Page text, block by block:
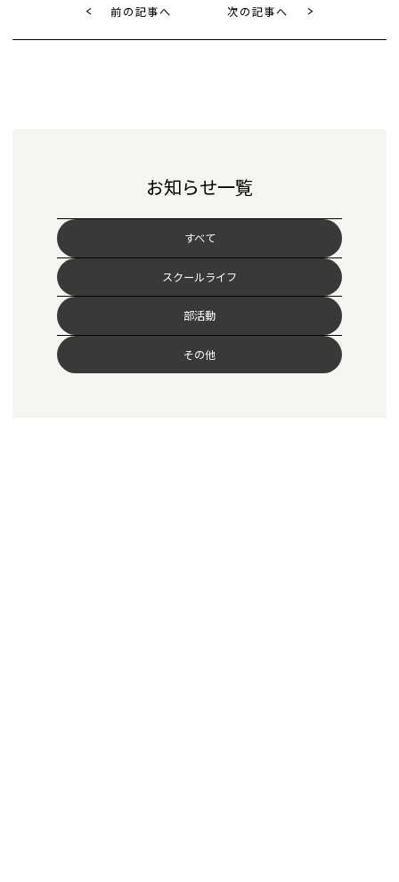
前の記事へ 次の記事へ
お知らせ一覧
すべて
スクールライフ
部活動
その他